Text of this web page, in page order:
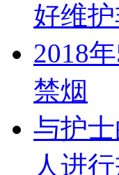
好维
2018
禁烟
与护
人进